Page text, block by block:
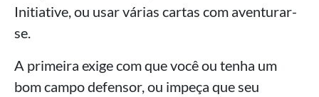
Initiative, ou usar várias cartas com aventurar-
se.
A primeira exige com que você ou tenha um
bom campo defensor, ou impeça que seu